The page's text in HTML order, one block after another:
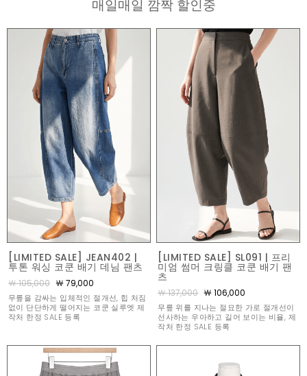
매일매일 깜짝 할인중
[LIMITED SALE] JEAN402 |
투톤 워싱 코쿤 배기 데님 팬츠
￦ 105,000 ￦ 79,000
무릎을 감싸는 입체적인 절개선, 힙 처짐
없이 단단하게 떨어지는 코쿤 실루엣 제
작처 한정 SALE 등록
[LIMITED SALE] SL091 | 프리
미엄 썸머 크링클 코쿤 배기 팬
츠
￦ 137,000 ￦ 106,000
무릎 위를 지나는 절묘한 가로 절개선이
선사하는 우아하고 길어 보이는 비율, 제
작처 한정 SALE 등록